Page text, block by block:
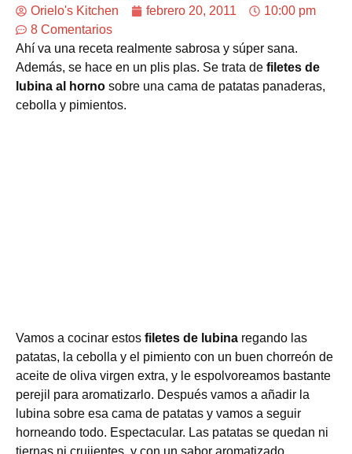
Orielo's Kitchen
febrero 20, 2011
10:00 pm
8 Comentarios
Ahí va una receta realmente sabrosa y súper sana.
Además, se hace en un plis plas. Se trata de filetes de
lubina al horno sobre una cama de patatas panaderas,
cebolla y pimientos.
Vamos a cocinar estos filetes de lubina regando las
patatas, la cebolla y el pimiento con un buen chorreón de
aceite de oliva virgen extra, y le espolvoreamos bastante
perejil para aromatizarlo. Después vamos a añadir la
lubina sobre esa cama de patatas y vamos a seguir
horneando todo. Espectacular. Las patatas se quedan ni
tiernas ni crujientes, y con un sabor aromatizado